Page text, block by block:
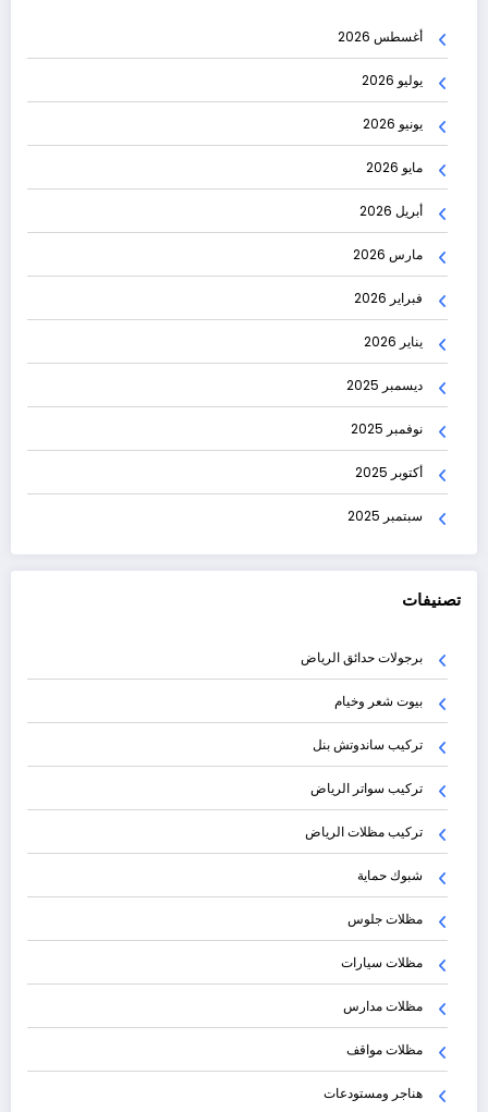
أغسطس 2026
يوليو 2026
يونيو 2026
مايو 2026
أبريل 2026
مارس 2026
فبراير 2026
يناير 2026
ديسمبر 2025
نوفمبر 2025
أكتوبر 2025
سبتمبر 2025
تصنيفات
برجولات حدائق الرياض
بيوت شعر وخيام
تركيب ساندوتش بنل
تركيب سواتر الرياض
تركيب مظلات الرياض
شبوك حماية
مظلات جلوس
مظلات سيارات
مظلات مدارس
مظلات مواقف
هناجر ومستودعات